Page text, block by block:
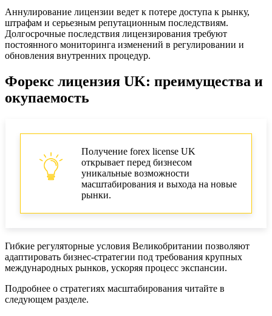
Аннулирование лицензии ведет к потере доступа к рынку,
штрафам и серьезным репутационным последствиям.
Долгосрочные последствия лицензирования требуют
постоянного мониторинга изменений в регулировании и
обновления внутренних процедур.
Форекс лицензия UK: преимущества и
окупаемость
Получение forex license UK
открывает перед бизнесом
уникальные возможности
масштабирования и выхода на новые
рынки.
Гибкие регуляторные условия Великобритании позволяют
адаптировать бизнес-стратегии под требования крупных
международных рынков, ускоряя процесс экспансии.
Подробнее о стратегиях масштабирования читайте в
следующем разделе.